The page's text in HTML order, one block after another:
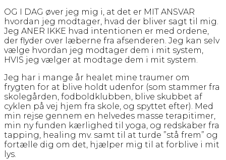
OG I DAG øver jeg mig i, at det er MIT ANSVAR
hvordan jeg modtager, hvad der bliver sagt til mig.
Jeg ANER IKKE hvad intentionen er med ordene,
der flyder over læberne fra afsenderen. Jeg kan selv
vælge hvordan jeg modtager dem i mit system,
HVIS jeg vælger at modtage dem i mit system.
Jeg har i mange år healet mine traumer om
frygten for at blive holdt udenfor (som stammer fra
skolegården, fodboldklubben, blive skubbet af
cyklen på vej hjem fra skole, og spyttet efter). Med
min rejse gennem en helvedes masse terapitimer,
min ny funden kærlighed til yoga, og redskaber fra
tapping, healing mv. samt til at turde ”stå frem” og
fortælle dig om det, hjælper mig til at forblive i mit
lys.